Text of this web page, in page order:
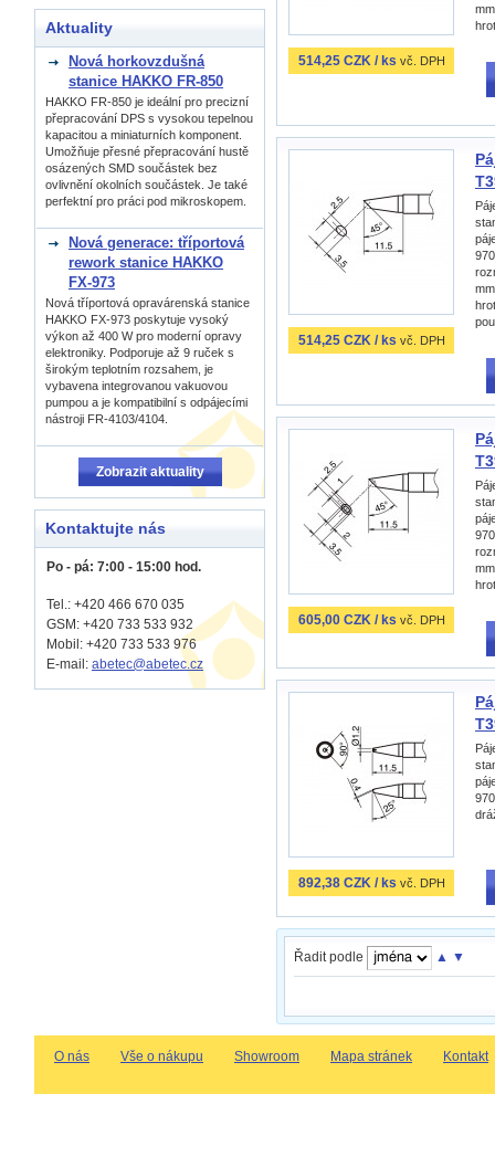
514,25 CZK / ks vč. DPH
514,25 CZK / ks vč. DPH
605,00 CZK / ks vč. DPH
892,38 CZK / ks vč. DPH
Řadit podle ▲ ▼
Aktuality
Nová horkovzdušná
stanice HAKKO FR-850
HAKKO FR-850 je ideální pro precizní
přepracování DPS s vysokou tepelnou
kapacitou a miniaturních komponent.
Umožňuje přesné přepracování hustě
osázených SMD součástek bez
ovlivnění okolních součástek. Je také
perfektní pro práci pod mikroskopem.
Nová generace: tříportová
rework stanice HAKKO
FX-973
Nová tříportová opravárenská stanice
HAKKO FX-973 poskytuje vysoký
výkon až 400 W pro moderní opravy
elektroniky. Podporuje až 9 ruček s
širokým teplotním rozsahem, je
vybavena integrovanou vakuovou
pumpou a je kompatibilní s odpájecími
nástroji FR-4103/4104.
Zobrazit aktuality
Kontaktujte nás
Po - pá: 7:00 - 15:00 hod.
Tel.: +420 466 670 035
GSM: +420 733 533 932
Mobil: +420 733 533 976
E-mail: abetec@abetec.cz
O nás Vše o nákupu Showroom Mapa stránek Kontakt